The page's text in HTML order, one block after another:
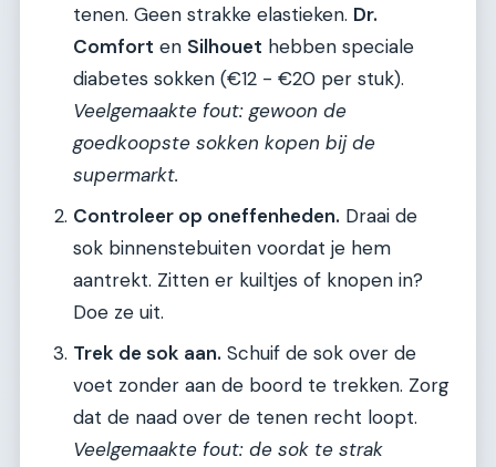
tenen. Geen strakke elastieken. Dr.
Comfort en Silhouet hebben speciale
diabetes sokken (€12 - €20 per stuk).
Veelgemaakte fout: gewoon de
goedkoopste sokken kopen bij de
supermarkt.
Controleer op oneffenheden. Draai de
sok binnenstebuiten voordat je hem
aantrekt. Zitten er kuiltjes of knopen in?
Doe ze uit.
Trek de sok aan. Schuif de sok over de
voet zonder aan de boord te trekken. Zorg
dat de naad over de tenen recht loopt.
Veelgemaakte fout: de sok te strak